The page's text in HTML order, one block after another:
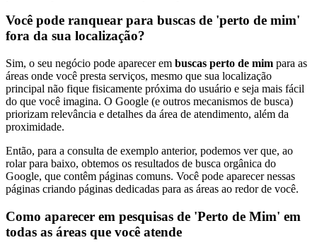
Você pode ranquear para buscas de 'perto de mim'
fora da sua localização?
Sim, o seu negócio pode aparecer em buscas perto de mim para as
áreas onde você presta serviços, mesmo que sua localização
principal não fique fisicamente próxima do usuário e seja mais fácil
do que você imagina. O Google (e outros mecanismos de busca)
priorizam relevância e detalhes da área de atendimento, além da
proximidade.
Então, para a consulta de exemplo anterior, podemos ver que, ao
rolar para baixo, obtemos os resultados de busca orgânica do
Google, que contêm páginas comuns. Você pode aparecer nessas
páginas criando páginas dedicadas para as áreas ao redor de você.
Como aparecer em pesquisas de 'Perto de Mim' em
todas as áreas que você atende